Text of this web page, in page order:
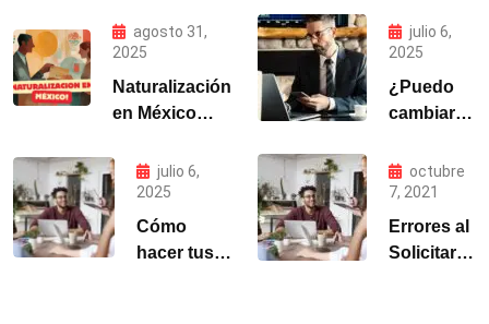
agosto 31,
2025
Naturalización
en México
Requisitos
MIGRALAW
julio 6,
2025
¿Puedo
cambiar
migratorio
en México
si entré
como
julio 6,
2025
Cómo
hacer tus
octubre
7, 2021
Errores al
Solicitar